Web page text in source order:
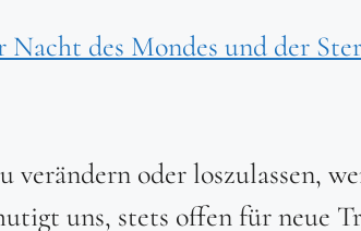
des Mondes und der
verändern oder loszulassen,
uns, stets offen für neue